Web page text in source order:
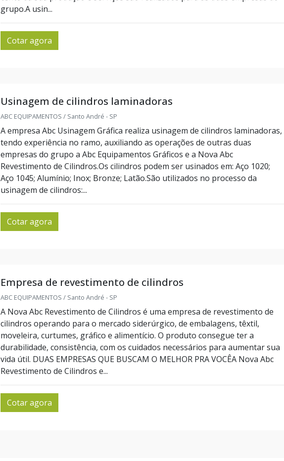
grupo.A usin...
Cotar agora
Usinagem de cilindros laminadoras
ABC EQUIPAMENTOS / Santo André - SP
A empresa Abc Usinagem Gráfica realiza usinagem de cilindros laminadoras,
tendo experiência no ramo, auxiliando as operações de outras duas
empresas do grupo a Abc Equipamentos Gráficos e a Nova Abc
Revestimento de Cilindros.Os cilindros podem ser usinados em: Aço 1020;
Aço 1045; Alumínio; Inox; Bronze; Latão.São utilizados no processo da
usinagem de cilindros:...
Cotar agora
Empresa de revestimento de cilindros
ABC EQUIPAMENTOS / Santo André - SP
A Nova Abc Revestimento de Cilindros é uma empresa de revestimento de
cilindros operando para o mercado siderúrgico, de embalagens, têxtil,
moveleira, curtumes, gráfico e alimentício. O produto consegue ter a
durabilidade, consistência, com os cuidados necessários para aumentar sua
vida útil. DUAS EMPRESAS QUE BUSCAM O MELHOR PRA VOCÊA Nova Abc
Revestimento de Cilindros e...
Cotar agora